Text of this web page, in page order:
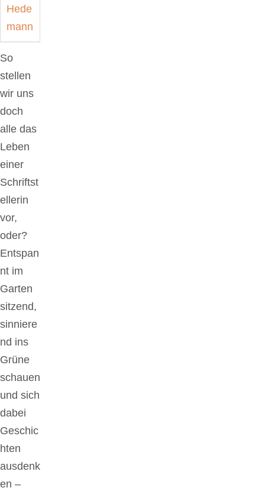
So
stellen
wir uns
doch
alle das
Leben
einer
Schriftst
ellerin
vor,
oder?
Entspan
nt im
Garten
sitzend,
sinniere
nd ins
Grüne
schauen
und sich
dabei
Geschic
hten
ausdenk
en –